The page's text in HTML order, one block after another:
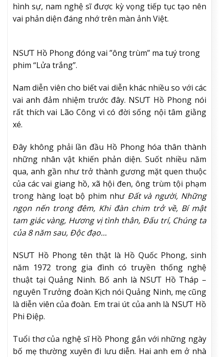
hình sự, nam nghệ sĩ được kỳ vọng tiếp tục tạo nên
vai phản diện đáng nhớ trên màn ảnh Việt.
NSƯT Hồ Phong đóng vai ”ông trùm” ma tuý trong
phim “Lửa trắng”.
Nam diễn viên cho biết vai diễn khác nhiều so với các
vai anh đảm nhiệm trước đây. NSƯT Hồ Phong nói
rất thích vai Lão Công vì có đời sống nội tâm giằng
xé.
Đây không phải lần đầu Hồ Phong hóa thân thành
những nhân vật khiến phản diện. Suốt nhiều năm
qua, anh gần như trở thành gương mặt quen thuộc
của các vai giang hồ, xã hội đen, ông trùm tội phạm
trong hàng loạt bộ phim như Đất và người, Những
ngọn nến trong đêm, Khi đàn chim trở về, Bí mật
tam giác vàng, Hương vị tình thân, Đấu trí, Chúng ta
của 8 năm sau, Độc đạo…
NSƯT Hồ Phong tên thật là Hồ Quốc Phong, sinh
năm 1972 trong gia đình có truyền thống nghệ
thuật tại Quảng Ninh. Bố anh là NSƯT Hồ Tháp –
nguyên Trưởng đoàn Kịch nói Quảng Ninh, mẹ cũng
là diễn viên của đoàn. Em trai út của anh là NSƯT Hồ
Phi Điệp.
Tuổi thơ của nghệ sĩ Hồ Phong gắn với những ngày
bố mẹ thường xuyên đi lưu diễn. Hai anh em ở nhà